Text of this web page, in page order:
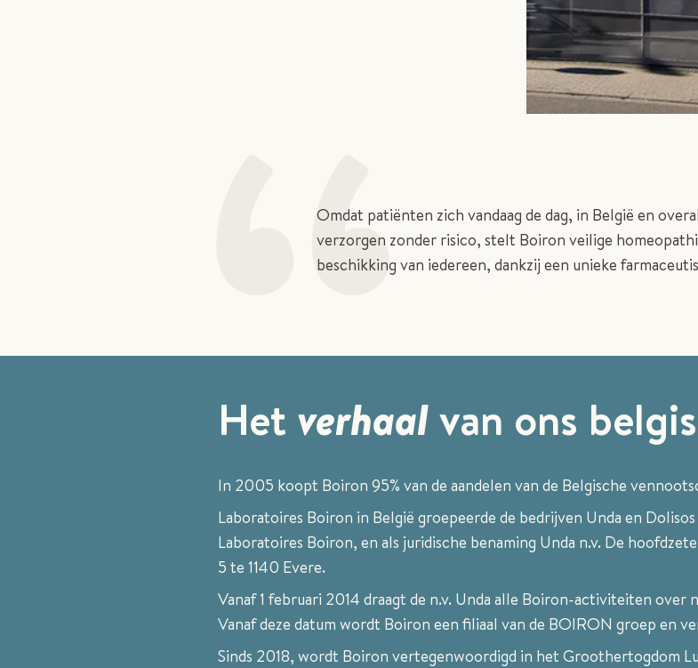
“Omdat patiënten zich vandaag de dag, in België en
verzorgen zonder risico, stelt Boiron veilige
beschikking van iedereen, dankzij een unieke
Het verhaalvan ons
In 2005 koopt Boiron 95% van de aandelen van de Belgische
Laboratoires Boiron in België groepeerde de bedrijven Unda en
Laboratoires Boiron, en als juridische benaming Unda n.v. De
5 te 1140 Evere.
Vanaf 1 februari 2014 draagt de n.v. Unda alle Boiron-activiteiten
Vanaf deze datum wordt Boiron een filiaal van de BOIRON groep en
Sinds 2018, wordt Boiron vertegenwoordigd in het Groothertogdom